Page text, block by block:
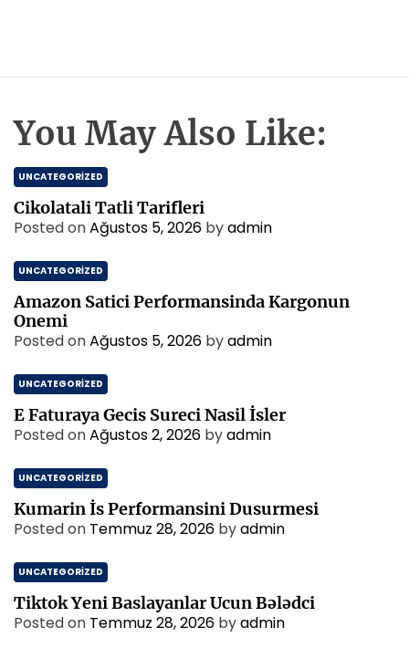
You May Also Like:
UNCATEGORIZED
Cikolatali Tatli Tarifleri
Posted onAğustos 5, 2026 byadmin
UNCATEGORIZED
Amazon Satici Performansinda Kargonun
Onemi
Posted onAğustos 5, 2026 byadmin
UNCATEGORIZED
E Faturaya Gecis Sureci Nasil İsler
Posted onAğustos 2, 2026 byadmin
UNCATEGORIZED
Kumarin İs Performansini Dusurmesi
Posted on Temmuz 28, 2026 byadmin
UNCATEGORIZED
Tiktok Yeni Baslayanlar Ucun Bələdci
Posted on Temmuz 28, 2026 byadmin